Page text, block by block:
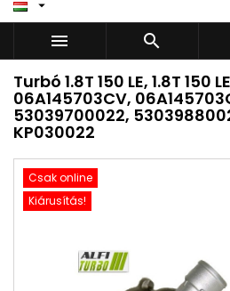

 
Turbó 1.8T 150 LE, 1.8T 150
06A145703CV,
53039700022,
KP030022
Csak online
Kiárusítás!